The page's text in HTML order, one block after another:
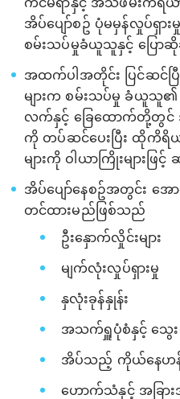
အိပ်ပျော်စဥ် ပုံမမှန်လှုပ်ရှား
စမ်းသပ်မှုခံယူသူနှင့် ပြေ
အထက်ပါအတိုင်း ပြင်ဆင်ပ
များက စမ်းသပ်မှု ခံယူသူ၏ ဦ
လက်နှင့် ခြေထောက်တို့တွင် အ
ကို တပ်ဆင်ပေးပြီး ထိုကိရိ
များကို ဝါယာကြိုးများ
အိပ်ပျော်နေစဥ်အတွင်း အေ
တင်ထားမည်ဖြစ်သည်
ဦးနှောက်လှိုင်းများ
မျက်လုံးလှုပ်ရှားမှု
နှလုံးခုန်နှုန်း
အသက်ရှူပုံစံနှင့် သွေ
အိပ်သည့် ကိုယ်နေဟန်
ဟောက်သံနှင့် အခြားအ